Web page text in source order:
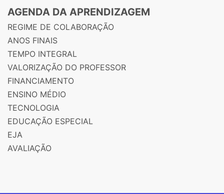
AGENDA DA APRENDIZAGEM
REGIME DE COLABORAÇÃO
ANOS FINAIS
TEMPO INTEGRAL
VALORIZAÇÃO DO PROFESSOR
FINANCIAMENTO
ENSINO MÉDIO
TECNOLOGIA
EDUCAÇÃO ESPECIAL
EJA
AVALIAÇÃO